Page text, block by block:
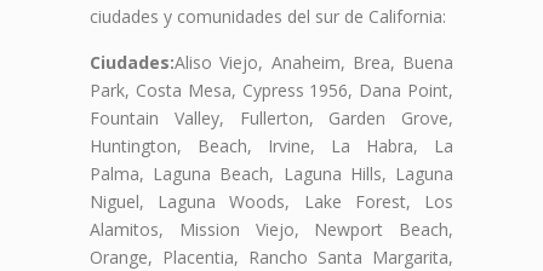
ciudades y comunidades del sur de California:
Ciudades:Aliso Viejo, Anaheim, Brea, Buena
Park, Costa Mesa, Cypress 1956, Dana Point,
Fountain Valley, Fullerton, Garden Grove,
Huntington, Beach, Irvine, La Habra, La
Palma, Laguna Beach, Laguna Hills, Laguna
Niguel, Laguna Woods, Lake Forest, Los
Alamitos, Mission Viejo, Newport Beach,
Orange, Placentia, Rancho Santa Margarita,